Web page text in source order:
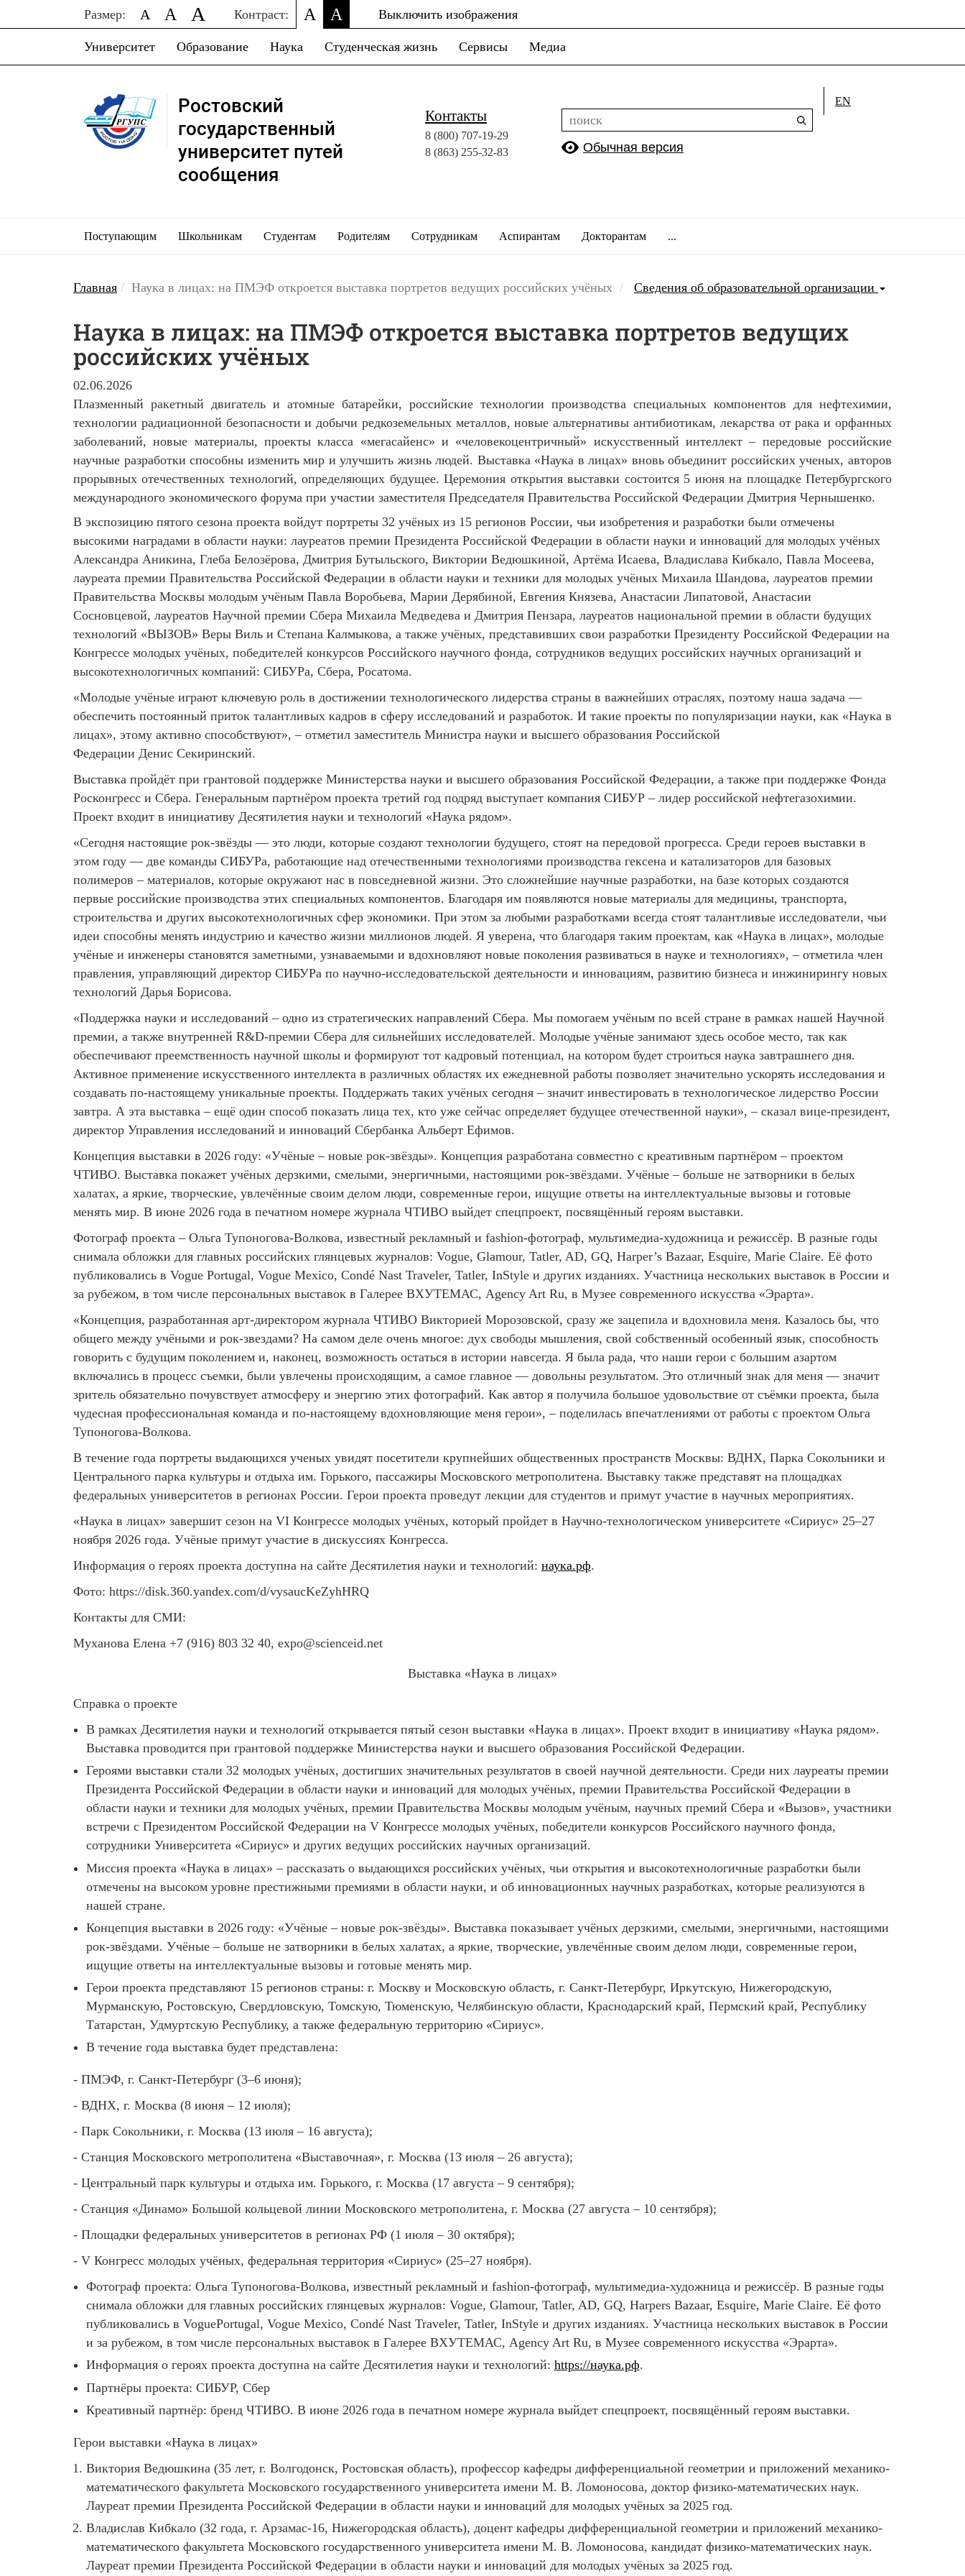
Размер: A A A Контраст: A A Выключить изображения
Университет Образование Наука Студенческая жизнь Сервисы Медиа
EN
Ростовский
государственный
университет путей
сообщения
Контакты
8 (800) 707-19-29
8 (863) 255-32-83 Обычная версия
Поступающим Школьникам Студентам Родителям Сотрудникам Аспирантам Докторантам ...
Главная Наука в лицах: на ПМЭФ откроется выставка портретов ведущих российских учёных Сведения об образовательной организации
Наука в лицах: на ПМЭФ откроется выставка портретов ведущих
российских учёных
02.06.2026
Плазменный ракетный двигатель и атомные батарейки, российские технологии производства специальных компонентов для нефтехимии,
технологии радиационной безопасности и добычи редкоземельных металлов, новые альтернативы антибиотикам, лекарства от рака и орфанных
заболеваний, новые материалы, проекты класса «мегасайенс» и «человекоцентричный» искусственный интеллект – передовые российские
научные разработки способны изменить мир и улучшить жизнь людей. Выставка «Наука в лицах» вновь объединит российских ученых, авторов
прорывных отечественных технологий, определяющих будущее. Церемония открытия выставки состоится 5 июня на площадке Петербургского
международного экономического форума при участии заместителя Председателя Правительства Российской Федерации Дмитрия Чернышенко.
В экспозицию пятого сезона проекта войдут портреты 32 учёных из 15 регионов России, чьи изобретения и разработки были отмечены
высокими наградами в области науки: лауреатов премии Президента Российской Федерации в области науки и инноваций для молодых учёных
Александра Аникина, Глеба Белозёрова, Дмитрия Бутыльского, Виктории Ведюшкиной, Артёма Исаева, Владислава Кибкало, Павла Мосеева,
лауреата премии Правительства Российской Федерации в области науки и техники для молодых учёных Михаила Шандова, лауреатов премии
Правительства Москвы молодым учёным Павла Воробьева, Марии Дерябиной, Евгения Князева, Анастасии Липатовой, Анастасии
Сосновцевой, лауреатов Научной премии Сбера Михаила Медведева и Дмитрия Пензара, лауреатов национальной премии в области будущих
технологий «ВЫЗОВ» Веры Виль и Степана Калмыкова, а также учёных, представивших свои разработки Президенту Российской Федерации на
Конгрессе молодых учёных, победителей конкурсов Российского научного фонда, сотрудников ведущих российских научных организаций и
высокотехнологичных компаний: СИБУРа, Сбера, Росатома.
«Молодые учёные играют ключевую роль в достижении технологического лидерства страны в важнейших отраслях, поэтому наша задача —
обеспечить постоянный приток талантливых кадров в сферу исследований и разработок. И такие проекты по популяризации науки, как «Наука в
лицах», этому активно способствуют», – отметил заместитель Министра науки и высшего образования Российской
Федерации Денис Секиринский.
Выставка пройдёт при грантовой поддержке Министерства науки и высшего образования Российской Федерации, а также при поддержке Фонда
Росконгресс и Сбера. Генеральным партнёром проекта третий год подряд выступает компания СИБУР – лидер российской нефтегазохимии.
Проект входит в инициативу Десятилетия науки и технологий «Наука рядом».
«Сегодня настоящие рок-звёзды — это люди, которые создают технологии будущего, стоят на передовой прогресса. Среди героев выставки в
этом году — две команды СИБУРа, работающие над отечественными технологиями производства гексена и катализаторов для базовых
полимеров – материалов, которые окружают нас в повседневной жизни. Это сложнейшие научные разработки, на базе которых создаются
первые российские производства этих специальных компонентов. Благодаря им появляются новые материалы для медицины, транспорта,
строительства и других высокотехнологичных сфер экономики. При этом за любыми разработками всегда стоят талантливые исследователи, чьи
идеи способны менять индустрию и качество жизни миллионов людей. Я уверена, что благодаря таким проектам, как «Наука в лицах», молодые
учёные и инженеры становятся заметными, узнаваемыми и вдохновляют новые поколения развиваться в науке и технологиях», – отметила член
правления, управляющий директор СИБУРа по научно-исследовательской деятельности и инновациям, развитию бизнеса и инжинирингу новых
технологий Дарья Борисова.
«Поддержка науки и исследований – одно из стратегических направлений Сбера. Мы помогаем учёным по всей стране в рамках нашей Научной
премии, а также внутренней R&D-премии Сбера для сильнейших исследователей. Молодые учёные занимают здесь особое место, так как
обеспечивают преемственность научной школы и формируют тот кадровый потенциал, на котором будет строиться наука завтрашнего дня.
Активное применение искусственного интеллекта в различных областях их ежедневной работы позволяет значительно ускорять исследования и
создавать по-настоящему уникальные проекты. Поддержать таких учёных сегодня – значит инвестировать в технологическое лидерство России
завтра. А эта выставка – ещё один способ показать лица тех, кто уже сейчас определяет будущее отечественной науки», – сказал вице-президент,
директор Управления исследований и инноваций Сбербанка Альберт Ефимов.
Концепция выставки в 2026 году: «Учёные – новые рок-звёзды». Концепция разработана совместно с креативным партнёром – проектом
ЧТИВО. Выставка покажет учёных дерзкими, смелыми, энергичными, настоящими рок-звёздами. Учёные – больше не затворники в белых
халатах, а яркие, творческие, увлечённые своим делом люди, современные герои, ищущие ответы на интеллектуальные вызовы и готовые
менять мир. В июне 2026 года в печатном номере журнала ЧТИВО выйдет спецпроект, посвящённый героям выставки.
Фотограф проекта – Ольга Тупоногова-Волкова, известный рекламный и fashion-фотограф, мультимедиа-художница и режиссёр. В разные годы
снимала обложки для главных российских глянцевых журналов: Vogue, Glamour, Tatler, AD, GQ, Harper’s Bazaar, Esquire, Marie Claire. Её фото
публиковались в Vogue Portugal, Vogue Mexico, Condé Nast Traveler, Tatler, InStyle и других изданиях. Участница нескольких выставок в России и
за рубежом, в том числе персональных выставок в Галерее ВХУТЕМАС, Agency Art Ru, в Музее современного искусства «Эрарта».
«Концепция, разработанная арт-директором журнала ЧТИВО Викторией Морозовской, сразу же зацепила и вдохновила меня. Казалось бы, что
общего между учёными и рок-звездами? На самом деле очень многое: дух свободы мышления, свой собственный особенный язык, способность
говорить с будущим поколением и, наконец, возможность остаться в истории навсегда. Я была рада, что наши герои с большим азартом
включались в процесс съемки, были увлечены происходящим, а самое главное — довольны результатом. Это отличный знак для меня — значит
зритель обязательно почувствует атмосферу и энергию этих фотографий. Как автор я получила большое удовольствие от съёмки проекта, была
чудесная профессиональная команда и по-настоящему вдохновляющие меня герои», – поделилась впечатлениями от работы с проектом Ольга
Тупоногова-Волкова.
В течение года портреты выдающихся ученых увидят посетители крупнейших общественных пространств Москвы: ВДНХ, Парка Сокольники и
Центрального парка культуры и отдыха им. Горького, пассажиры Московского метрополитена. Выставку также представят на площадках
федеральных университетов в регионах России. Герои проекта проведут лекции для студентов и примут участие в научных мероприятиях.
«Наука в лицах» завершит сезон на VI Конгрессе молодых учёных, который пройдет в Научно-технологическом университете «Сириус» 25–27
ноября 2026 года. Учёные примут участие в дискуссиях Конгресса.
Информация о героях проекта доступна на сайте Десятилетия науки и технологий: наука.рф.
Фото: https://disk.360.yandex.com/d/vysaucKeZyhHRQ
Контакты для СМИ:
Муханова Елена +7 (916) 803 32 40, expo@scienceid.net
Выставка «Наука в лицах»
Справка о проекте
В рамках Десятилетия науки и технологий открывается пятый сезон выставки «Наука в лицах». Проект входит в инициативу «Наука рядом».
Выставка проводится при грантовой поддержке Министерства науки и высшего образования Российской Федерации.
Героями выставки стали 32 молодых учёных, достигших значительных результатов в своей научной деятельности. Среди них лауреаты премии
Президента Российской Федерации в области науки и инноваций для молодых учёных, премии Правительства Российской Федерации в
области науки и техники для молодых учёных, премии Правительства Москвы молодым учёным, научных премий Сбера и «Вызов», участники
встречи с Президентом Российской Федерации на V Конгрессе молодых учёных, победители конкурсов Российского научного фонда,
сотрудники Университета «Сириус» и других ведущих российских научных организаций.
Миссия проекта «Наука в лицах» – рассказать о выдающихся российских учёных, чьи открытия и высокотехнологичные разработки были
отмечены на высоком уровне престижными премиями в области науки, и об инновационных научных разработках, которые реализуются в
нашей стране.
Концепция выставки в 2026 году: «Учёные – новые рок-звёзды». Выставка показывает учёных дерзкими, смелыми, энергичными, настоящими
рок-звёздами. Учёные – больше не затворники в белых халатах, а яркие, творческие, увлечённые своим делом люди, современные герои,
ищущие ответы на интеллектуальные вызовы и готовые менять мир.
Герои проекта представляют 15 регионов страны: г. Москву и Московскую область, г. Санкт-Петербург, Иркутскую, Нижегородскую,
Мурманскую, Ростовскую, Свердловскую, Томскую, Тюменскую, Челябинскую области, Краснодарский край, Пермский край, Республику
Татарстан, Удмуртскую Республику, а также федеральную территорию «Сириус».
В течение года выставка будет представлена:
- ПМЭФ, г. Санкт-Петербург (3–6 июня);
- ВДНХ, г. Москва (8 июня – 12 июля);
- Парк Сокольники, г. Москва (13 июля – 16 августа);
- Станция Московского метрополитена «Выставочная», г. Москва (13 июля – 26 августа);
- Центральный парк культуры и отдыха им. Горького, г. Москва (17 августа – 9 сентября);
- Станция «Динамо» Большой кольцевой линии Московского метрополитена, г. Москва (27 августа – 10 сентября);
- Площадки федеральных университетов в регионах РФ (1 июля – 30 октября);
- V Конгресс молодых учёных, федеральная территория «Сириус» (25­–27 ноября).
Фотограф проекта: Ольга Тупоногова-Волкова, известный рекламный и fashion-фотограф, мультимедиа-художница и режиссёр. В разные годы
снимала обложки для главных российских глянцевых журналов: Vogue, Glamour, Tatler, AD, GQ, Harpers Bazaar, Esquire, Marie Claire. Её фото
публиковались в VoguePortugal, Vogue Mexico, Condé Nast Traveler, Tatler, InStyle и других изданиях. Участница нескольких выставок в России
и за рубежом, в том числе персональных выставок в Галерее ВХУТЕМАС, Agency Art Ru, в Музее современного искусства «Эрарта».
Информация о героях проекта доступна на сайте Десятилетия науки и технологий: https://наука.рф.
Партнёры проекта: СИБУР, Сбер
Креативный партнёр: бренд ЧТИВО. В июне 2026 года в печатном номере журнала выйдет спецпроект, посвящённый героям выставки.
Герои выставки «Наука в лицах»
Виктория Ведюшкина (35 лет, г. Волгодонск, Ростовская область), профессор кафедры дифференциальной геометрии и приложений механико-
математического факультета Московского государственного университета имени М. В. Ломоносова, доктор физико-математических наук.
Лауреат премии Президента Российской Федерации в области науки и инноваций для молодых учёных за 2025 год.
Владислав Кибкало (32 года, г. Арзамас-16, Нижегородская область), доцент кафедры дифференциальной геометрии и приложений механико-
математического факультета Московского государственного университета имени М. В. Ломоносова, кандидат физико-математических наук.
Лауреат премии Президента Российской Федерации в области науки и инноваций для молодых учёных за 2025 год.